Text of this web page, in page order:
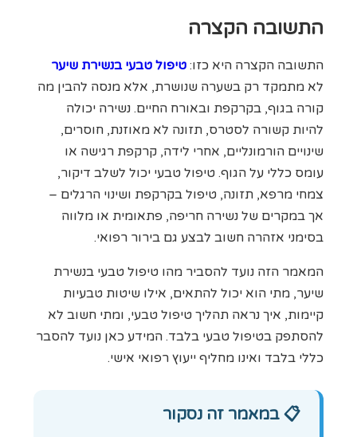
התשובה הקצרה
התשובה הקצרה היא כזו:טיפול טבעי בנשירת שיער
לא מתמקד רק בשערה שנושרת, אלא מנסה להבין מה
קורה בגוף, בקרקפת ובאורח החיים. נשירה יכולה
להיות קשורה לסטרס, תזונה לא מאוזנת, חוסרים,
שינויים הורמונליים, אחרי לידה, קרקפת רגישה או
עומס כללי על הגוף. טיפול טבעי יכול לשלב דיקור,
צמחי מרפא, תזונה, טיפול בקרקפת ושינוי הרגלים –
אך במקרים של נשירה חריפה, פתאומית או מלווה
בסימני אזהרה חשוב לבצע גם בירור רפואי.
המאמר הזה נועד להסביר מהו טיפול טבעי בנשירת
שיער, מתי הוא יכול להתאים, אילו שיטות טבעיות
קיימות, איך נראה תהליך טיפול טבעי, ומתי חשוב לא
להסתפק בטיפול טבעי בלבד. המידע כאן נועד להסבר
כללי בלבד ואינו מחליף ייעוץ רפואי אישי.
📋במאמר זה נסקור